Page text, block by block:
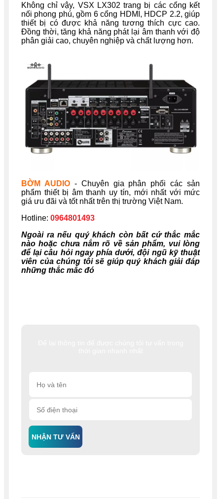
NHẬN TƯ VẤN
Không chỉ vậy, VSX LX302 trang bị các cổng kết
nối phong phú, gồm 6 cổng HDMI, HDCP 2.2, giúp
thiết bị có được khả năng tương thích cực cao.
Đồng thời, tăng khả năng phát lại âm thanh với độ
phân giải cao, chuyên nghiệp và chất lượng hơn.
BỜM AUDIO- Chuyên gia phân phối các sản
phẩm thiết bị âm thanh uy tín, mới nhất với mức
giá ưu đãi và tốt nhất trên thị trường Việt Nam.
Hotline: 0964801493
Ngoài ra nếu quý khách còn bất cứ thắc mắc
nào hoặc chưa nắm rõ về sản phẩm, vui lòng
để lại câu hỏi ngay phía dưới, đội ngũ kỹ thuật
viên của chúng tôi sẽ giúp quý khách giải đáp
những thắc mắc đó